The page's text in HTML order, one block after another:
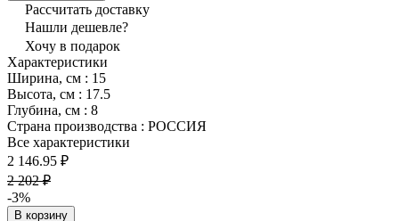
Рассчитать доставку
Нашли дешевле?
Хочу в подарок
Характеристики
Ширина, см : 15
Высота, см : 17.5
Глубина, см : 8
Страна производства : РОССИЯ
Все характеристики
2 146.95 ₽
2 202 ₽
-3%
В корзину